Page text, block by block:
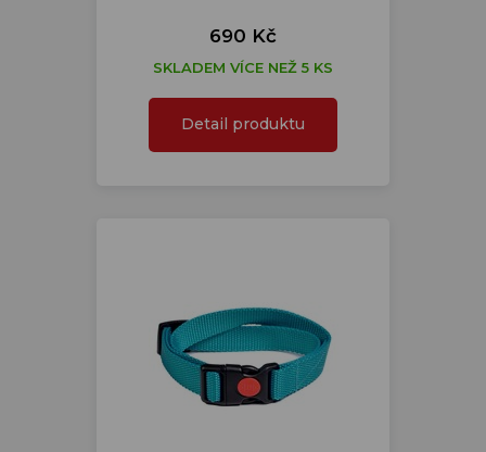
690 Kč
SKLADEM VÍCE NEŽ 5 KS
Detail produktu